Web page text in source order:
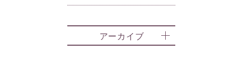
アーカイブ